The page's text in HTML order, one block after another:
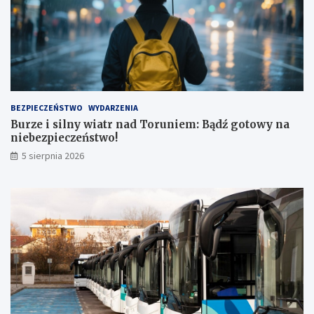
u
!
BEZPIECZEŃSTWO WYDARZENIA
Burze i silny wiatr nad Toruniem: Bądź gotowy na
niebezpieczeństwo!
5 sierpnia 2026